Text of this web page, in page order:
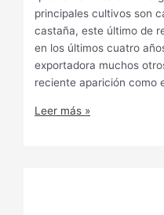
principales cultivos son
castaña, este último de
en los últimos cuatro
exportadora muchos
reciente aparición como
Leer más »